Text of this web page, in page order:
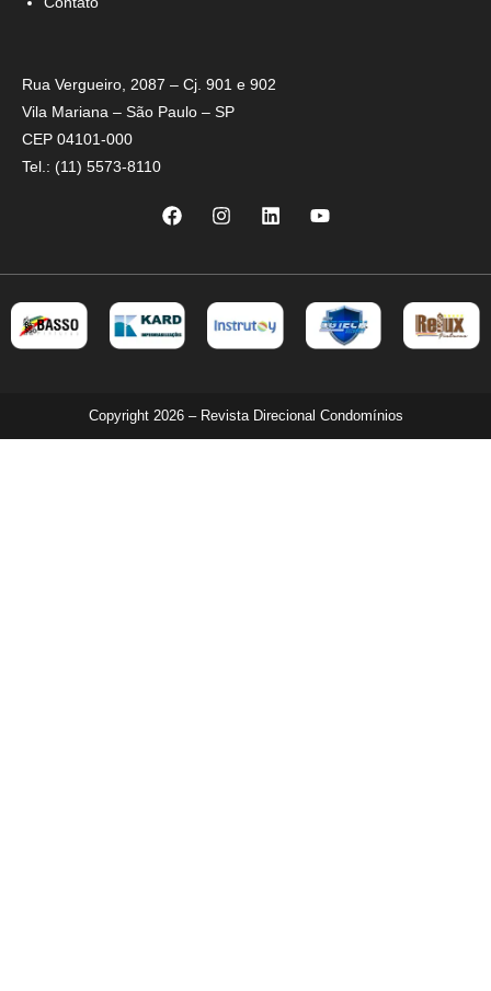
Rua Vergueiro, 2087 – Cj. 901 e 902
Vila Mariana – São Paulo – SP
CEP 04101-000
Tel.: (11) 5573-8110
Copyright 2026 – Revista Direcional Condomínios